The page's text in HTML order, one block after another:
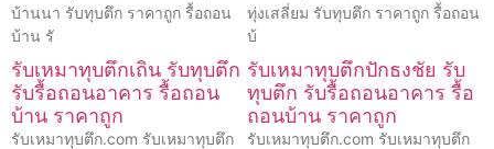
บ้านนา รับทุบตึก ราคาถูก รื้อถอน
บ้าน รั
ทุ่งเสลี่ยม รับทุบตึก ราคาถูก รื้อถอน
บ้
รับเหมาทุบตึกเถิน รับทุบตึก
รับรื้อถอนอาคาร รื้อถอน
บ้าน ราคาถูก
รับเหมาทุบตึก.com รับเหมาทุบตึก
รับเหมาทุบตึกปักธงชัย รับ
ทุบตึก รับรื้อถอนอาคาร รื้อ
ถอนบ้าน ราคาถูก
รับเหมาทุบตึก.com รับเหมาทุบตึก